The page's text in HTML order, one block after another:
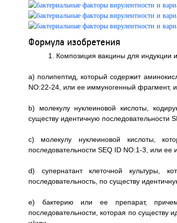
Формула изобретения
1. Композиция вакцины для индукции
a) полипептид, который содержит
NO:22-24, или ее иммуногенный фрагмент,
b) молекулу нуклеиновой кислоты,
существу идентичную
c) молекулу нуклеиновой кислоты,
последовательности SEQ ID NO:1-3, или
d) супернатант клеточной культуры,
последовательность, по существу
e) бактерию или ее препарат,
последовательности, которая по существу